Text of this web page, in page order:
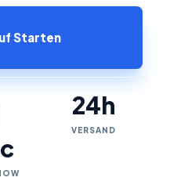
Starten
24h
VERSAND